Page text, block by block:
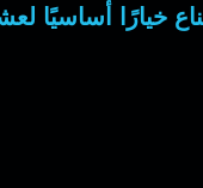
خيارًا أساسيًا